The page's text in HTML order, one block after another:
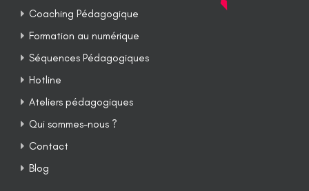
Coaching Pédagogique
Formation au numérique
Séquences Pédagogiques
Hotline
Ateliers pédagogiques
Qui sommes-nous ?
Contact
Blog